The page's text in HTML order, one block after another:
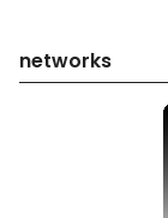
networks